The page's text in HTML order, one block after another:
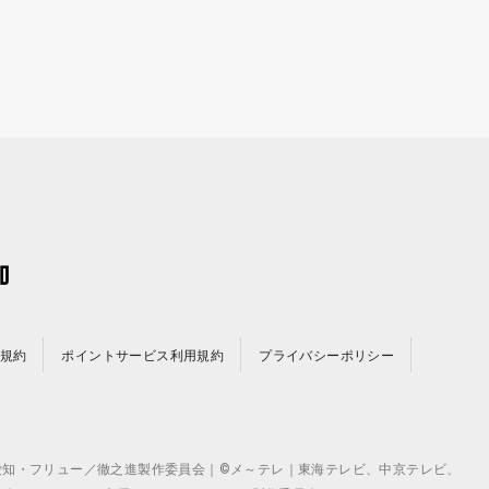
約 ポイントサービス利用規約 プライバシーポリシー
フリュー／徹之進製作委員会｜©メ～テレ｜東海テレビ、中京テレビ、